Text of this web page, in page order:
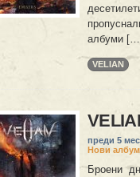
албуми
VELIAN
преди 5
Нови
Броени